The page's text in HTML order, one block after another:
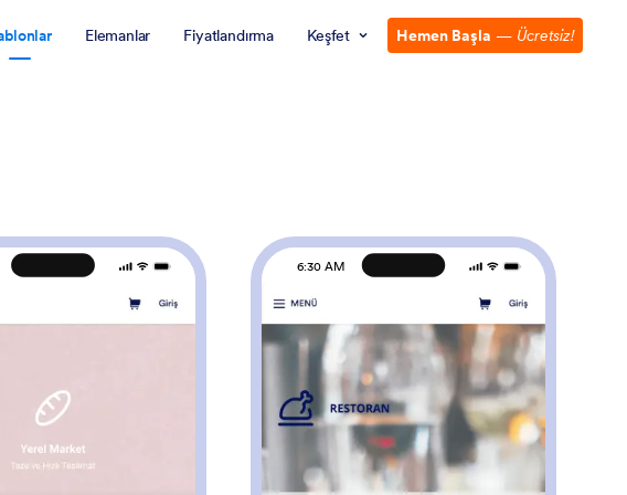
Elemanlar Fiyatlandırma Keşfet Hemen Başla — Ücretsiz!
Önizleme : Market Teslimat Uygulaması Örneği
6:30 AM
Önizleme: Yemek Teslimat